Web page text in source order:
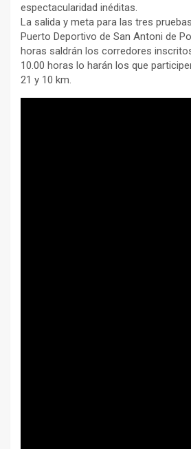
espectacularidad inéditas.
La salida y meta para las tres
Puerto Deportivo de San Antoni de
horas saldrán los corredores
10.00 horas lo harán los que
21 y 10 km.